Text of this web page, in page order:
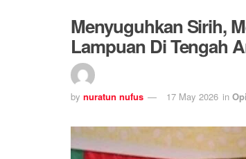
Menyuguhkan Sirih,
Lampuan Di Tengah
by nuratun nufus 17 May 2026 in